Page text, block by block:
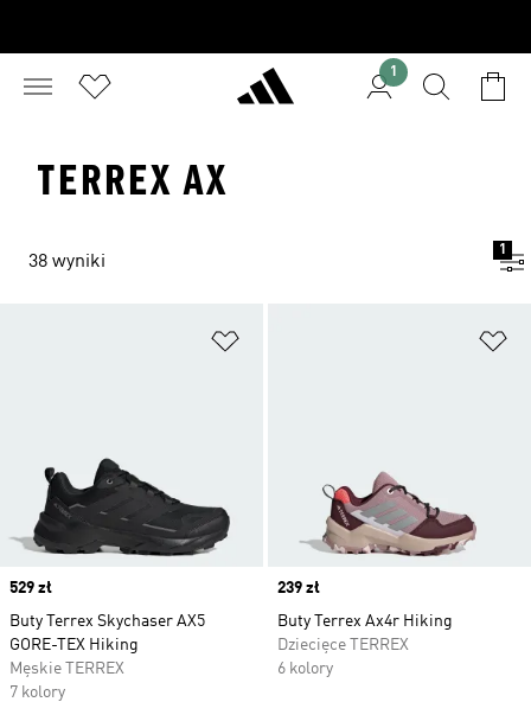
1
TERREX AX
38 wyniki
1
Price
529 zł
Buty Terrex Skychaser AX5
GORE-TEX Hiking
Męskie TERREX
7 kolory
Price
239 zł
Buty Terrex Ax4r Hiking
Dziecięce TERREX
6 kolory